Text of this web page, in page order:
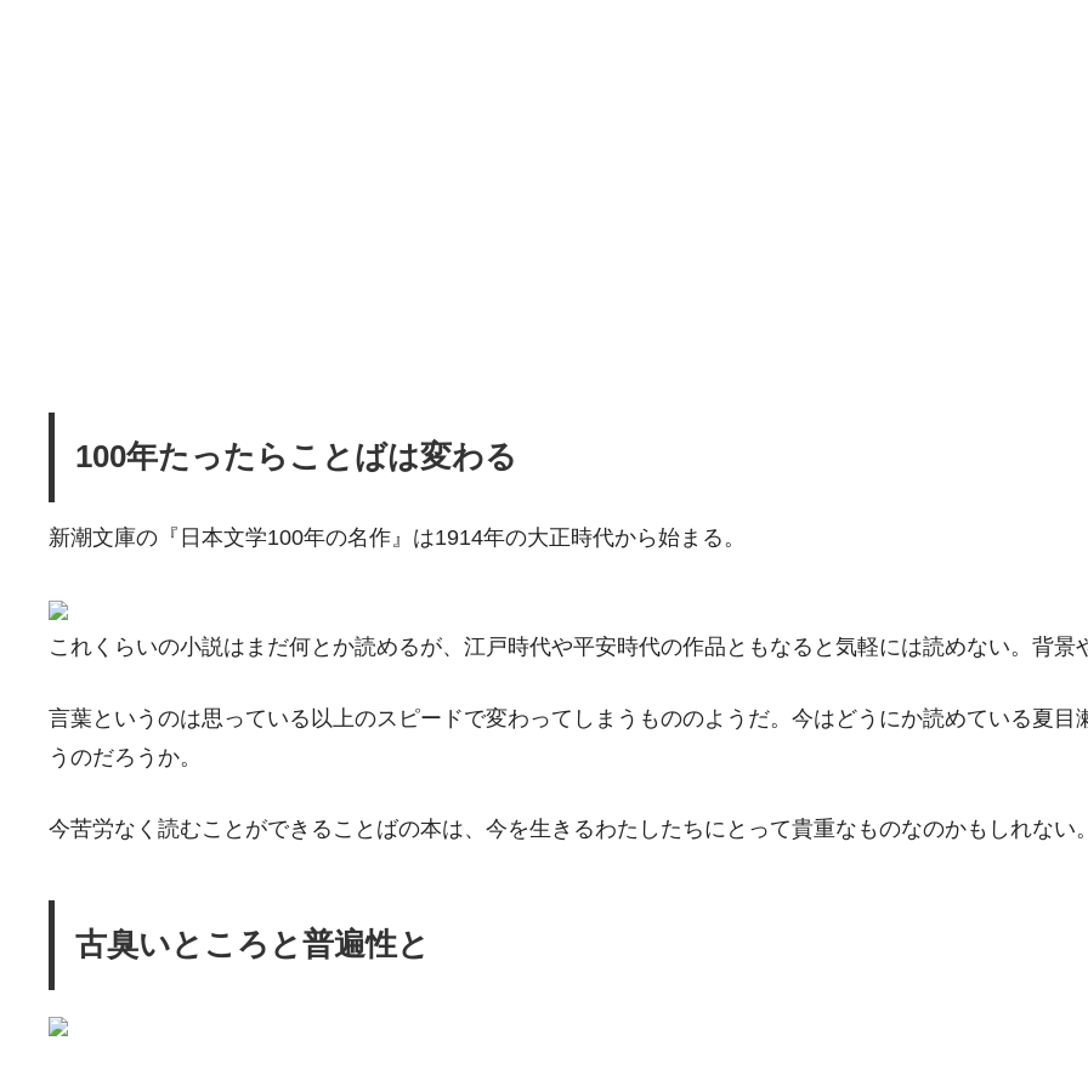
100年たったらことばは変わる
新潮文庫の『日本文学100年の名作』は1914年の大正時代から始まる。
これくらいの小説はまだ何とか読めるが、江戸時代や平安時代の作品ともなると気軽には読めない。背
言葉というのは思っている以上のスピードで変わってしまうもののようだ。今はどうにか読めている夏
うのだろうか。
今苦労なく読むことができることばの本は、今を生きるわたしたちにとって貴重なものなのかもしれない
古臭いところと普遍性と